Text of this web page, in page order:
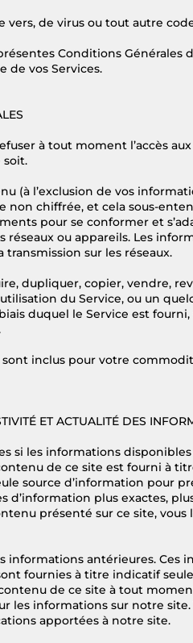
vers, de virus ou tout autre
Conditions Générales
de vos Services.
à tout moment l’accès
soit.
(à l’exclusion de vos
chiffrée, et cela sous-
pour se conformer et
ou appareils. Les
sur les réseaux.
dupliquer, copier, vendre,
du Service, ou un
duquel le Service est
sont inclus pour votre
ET ACTUALITÉ DES
si les informations
de ce site est fourni à
source d’information pour
d’information plus exactes,
présenté sur ce site,
informations antérieures. Ces
fournies à titre indicatif
de ce site à tout
les informations sur notre site.
apportées à notre site.